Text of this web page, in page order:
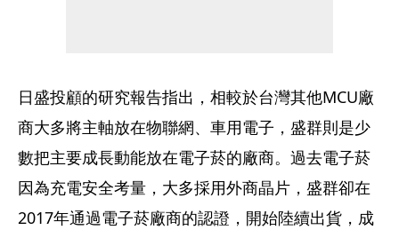
日盛投顧的研究報告指出，相較於台灣其他MCU廠
商大多將主軸放在物聯網、車用電子，盛群則是少
數把主要成長動能放在電子菸的廠商。過去電子菸
因為充電安全考量，大多採用外商晶片，盛群卻在
2017年通過電子菸廠商的認證，開始陸續出貨，成